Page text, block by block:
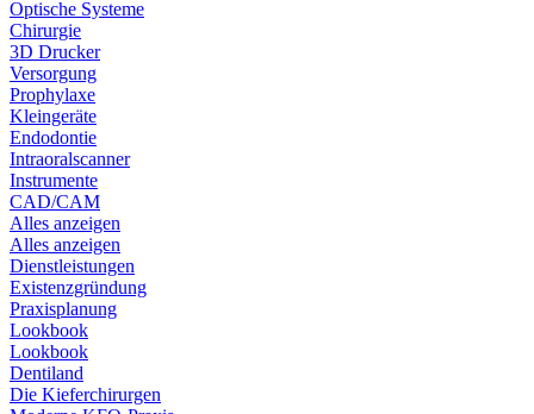
Optische Systeme
Chirurgie
3D Drucker
Versorgung
Prophylaxe
Kleingeräte
Endodontie
Intraoralscanner
Instrumente
CAD/CAM
Alles anzeigen
Alles anzeigen
Dienstleistungen
Existenzgründung
Praxisplanung
Lookbook
Lookbook
Dentiland
Die Kieferchirurgen